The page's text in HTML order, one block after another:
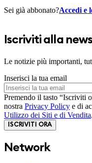
Sei già abbonato?Accedi e
Iscriviti alla
Le notizie più importanti,
Inserisci la tua email
Premendo il tasto “Iscriviti
nostra Privacy Policy e di
Utilizzo dei Siti e di Vendita.
ISCRIVITI ORA
Network